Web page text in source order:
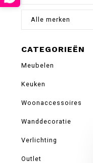
Alle merken
CATEGORIEËN
Meubelen
Keuken
Woonaccessoires
Wanddecoratie
Verlichting
Outlet